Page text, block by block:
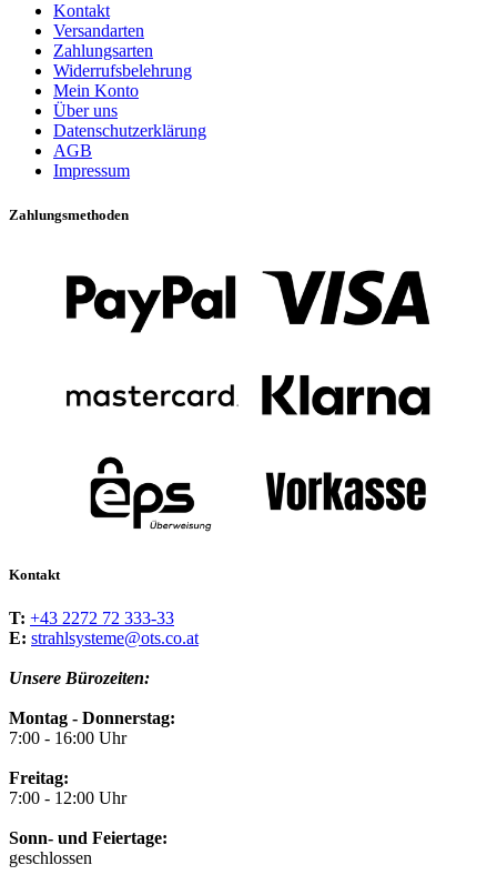
Kontakt
Versandarten
Zahlungsarten
Widerrufsbelehrung
Mein Konto
Über uns
Datenschutzerklärung
AGB
Impressum
Zahlungsmethoden
Kontakt
T: +43 2272 72 333-33
E: strahlsysteme@ots.co.at
Unsere Bürozeiten:
Montag - Donnerstag:
7:00 - 16:00 Uhr
Freitag:
7:00 - 12:00 Uhr
Sonn- und Feiertage:
geschlossen